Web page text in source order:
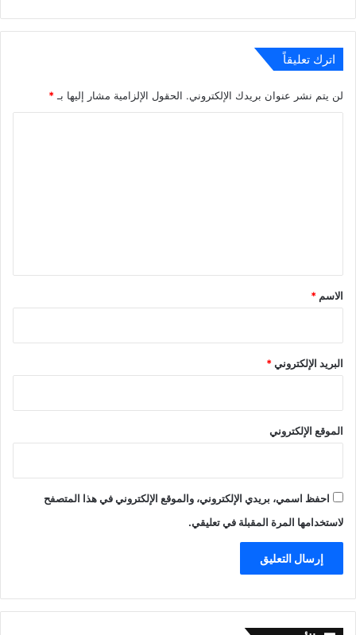
اترك تعليقاً
لن يتم نشر عنوان بريدك الإلكتروني. الحقول الإلزامية مشار إليها بـ *
*
الاسم *
البريد الإلكتروني*
الموقع الإلكتروني
احفظ اسمي، بريدي الإلكتروني، والموقع الإلكتروني في هذا المتصفح
لاستخدامها المرة المقبلة في تعليقي.